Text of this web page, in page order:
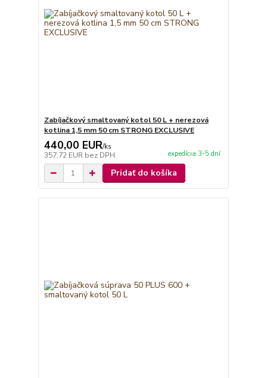
Zabíjačkový smaltovaný kotol 50 L + nerezová
kotlina 1,5 mm 50 cm STRONG EXCLUSIVE
440,00 EUR/ks
357,72 EUR bez DPH expedícia 3-5 dní
Pridať do košíka